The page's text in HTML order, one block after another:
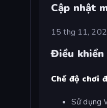
Cập nhật
15 thg 11,
Điều khiển
Chế độ chơi
Sử dụng